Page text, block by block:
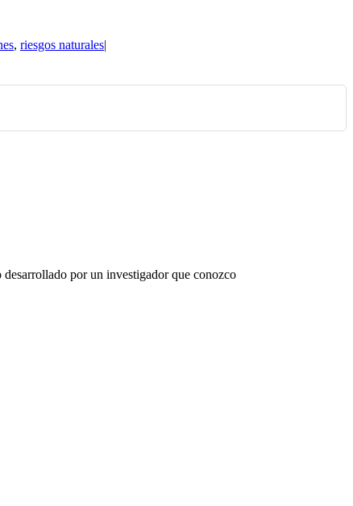
, riesgos naturales|
por un investigador que conozco